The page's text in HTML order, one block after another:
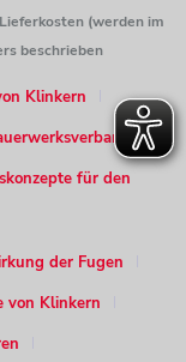
(werden im
beschrieben
Klinkern
für den
der Fugen
von Klinkern